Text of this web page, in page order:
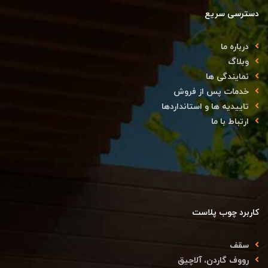
دسترسی سریع
درباره ما
وبلاگ
نمایندگی ها
خدمات پس از فروش
تاییدیه ها و استانداردها
ارتباط با ما
کاربرد چوب پلاست
سقف
رووف گاردن، آلاچیق